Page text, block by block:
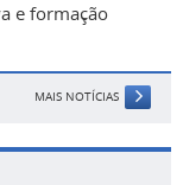
e formação
MAIS NOTÍCIAS